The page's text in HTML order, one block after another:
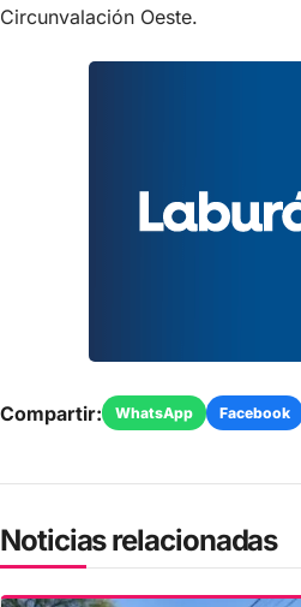
Circunvalación Oeste.
Compartir: WhatsApp Facebook
Noticias relacionadas